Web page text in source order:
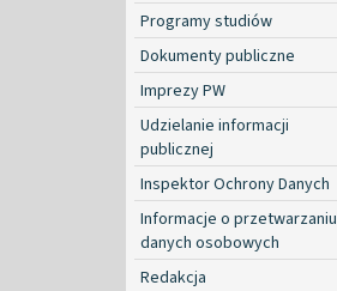
Programy studiów
Dokumenty publiczne
Imprezy PW
Udzielanie informacji
publicznej
Inspektor Ochrony Danych
Informacje o przetwarzaniu
danych osobowych
Redakcja